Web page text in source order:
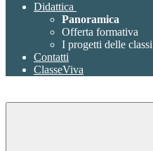
Didattica
Panoramica
Offerta formativa
I progetti delle classi
Contatti
ClasseViva